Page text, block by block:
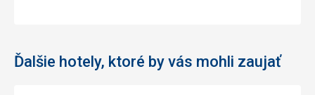
Ďalšie hotely, ktoré by vás mohli zaujať